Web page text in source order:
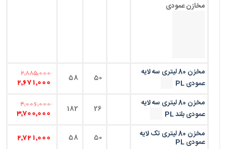
مخازن عمودی
مخزن 80 لیتری سه لایه
عمودی PL
50
58
2,885,000
2,671,000
مخزن 80 لیتری سه لایه
عمودی بلند PL
26
182
4,006,000
3,700,000
مخزن 80 لیتری تک لایه
عمودی PL 50
58
2,721,000